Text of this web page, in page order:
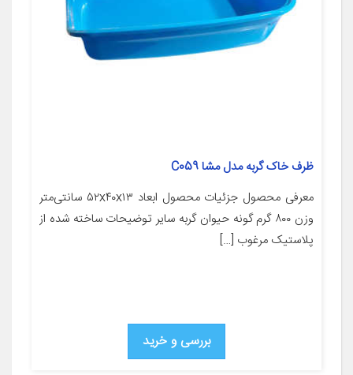
ظرف خاک گربه مدل مشا C059
معرفی محصول جزئیات محصول ابعاد ۵۲x۴۰x۱۳ سانتی‌متر
وزن ۸۰۰ گرم گونه حیوان گربه سایر توضیحات ساخته‌ شده از
پلاستیک مرغوب […]
بررسی و خرید